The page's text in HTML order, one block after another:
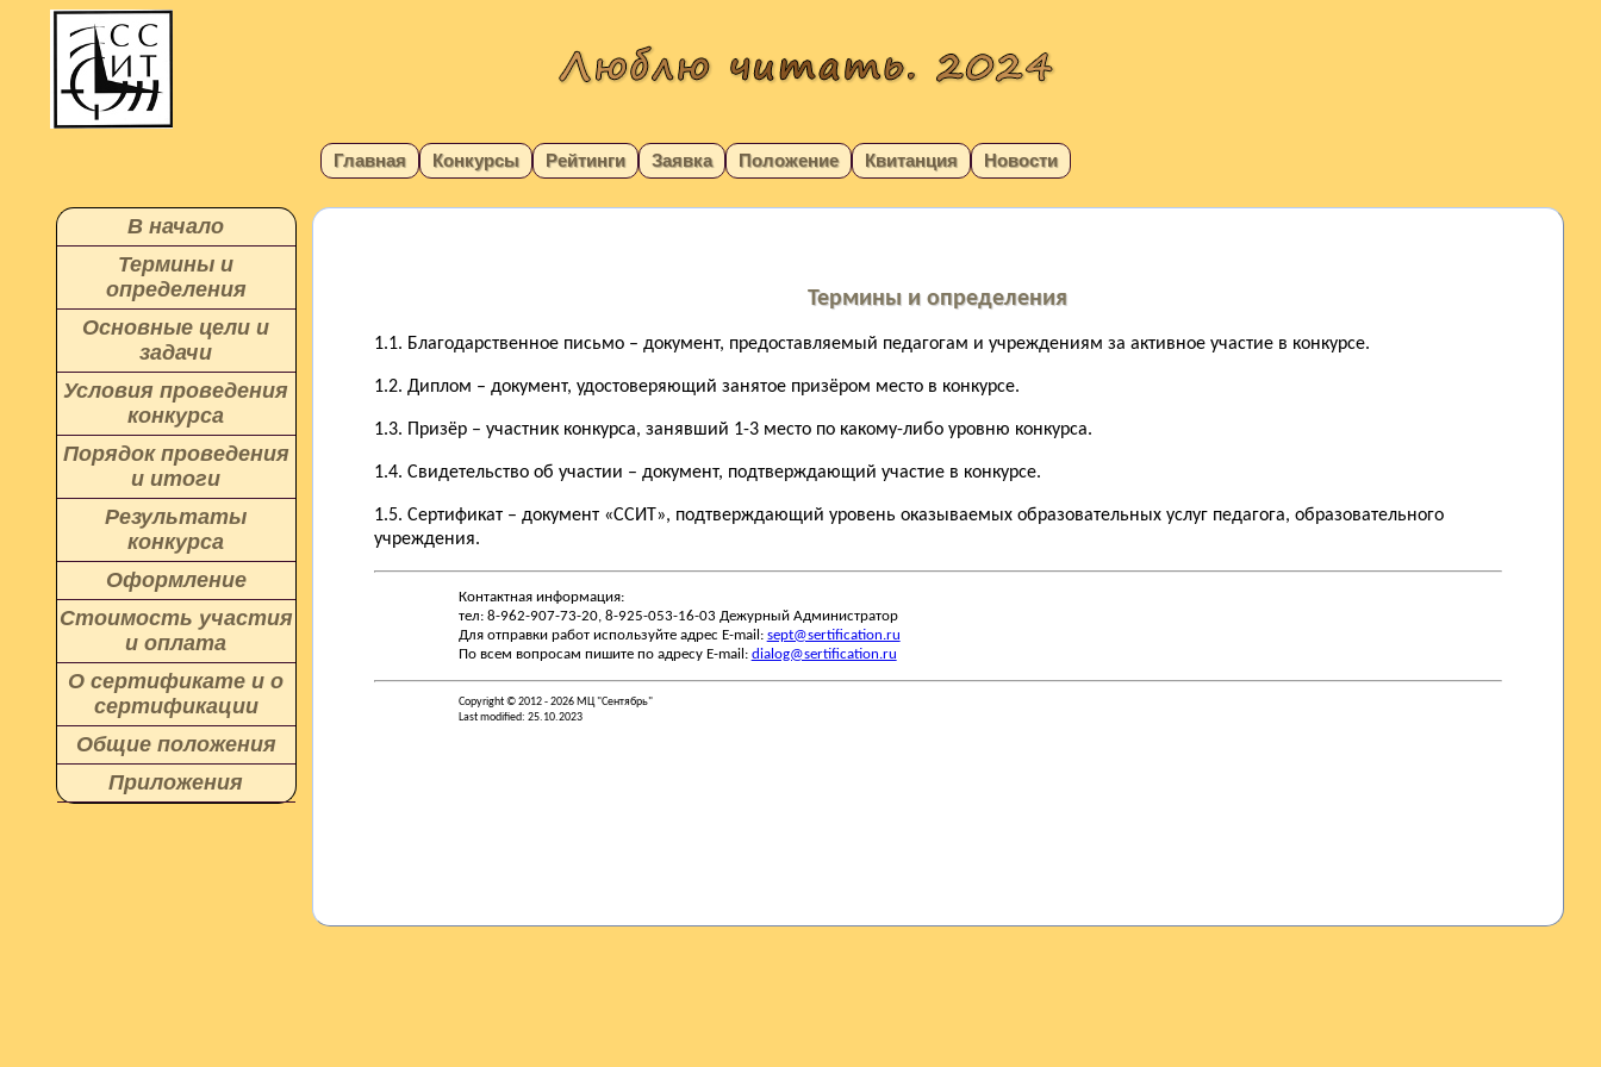
Главная Конкурсы Рейтинги Заявка Положение Квитанция Новости
В начало
Термины и
определения
Основные цели и
задачи
Условия проведения
конкурса
Порядок проведения
и итоги
Результаты
конкурса
Оформление
Стоимость участия
и оплата
О сертификате и о
сертификации
Общие положения
Приложения
Термины и определения
1.1. Благодарственное письмо – документ, предоставляемый педагогам и учреждениям за активное участие в конкурсе.
1.2. Диплом – документ, удостоверяющий занятое призёром место в конкурсе.
1.3. Призёр – участник конкурса, занявший 1-3 место по какому-либо уровню конкурса.
1.4. Свидетельство об участии – документ, подтверждающий участие в конкурсе.
1.5. Сертификат – документ «ССИТ», подтверждающий уровень оказываемых образовательных услуг педагога, образовательного
учреждения.
Контактная информация:
тел: 8-962-907-73-20, 8-925-053-16-03 Дежурный Администратор
Для отправки работ используйте адрес E-mail: sept@sertification.ru
По всем вопросам пишите по адресу E-mail: dialog@sertification.ru
Copyright © 2012 - 2026 МЦ "Сентябрь"
Last modified: 25.10.2023